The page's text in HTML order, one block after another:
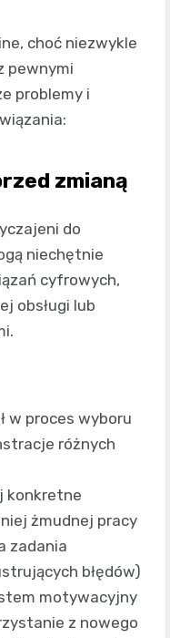
choć niezwykle
pewnymi
problemy i
zmianą
do
niechętnie
cyfrowych,
obsługi lub
w proces wyboru
różnych
konkretne
żmudnej pracy
zadania
błędów)
motywacyjny
z nowego